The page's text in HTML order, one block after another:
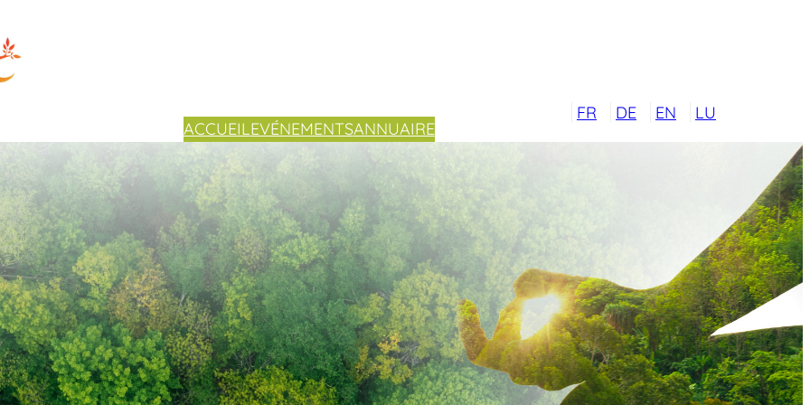
ACCUEILEVÉNEMENTSANNUAIRE
FR DE EN LU